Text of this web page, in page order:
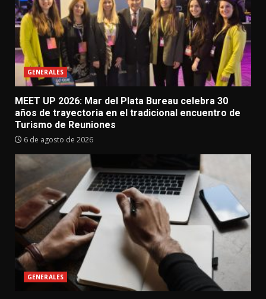
GENERALES
MEET UP 2026: Mar del Plata Bureau celebra 30
años de trayectoria en el tradicional encuentro de
Turismo de Reuniones
6 de agosto de 2026
GENERALES